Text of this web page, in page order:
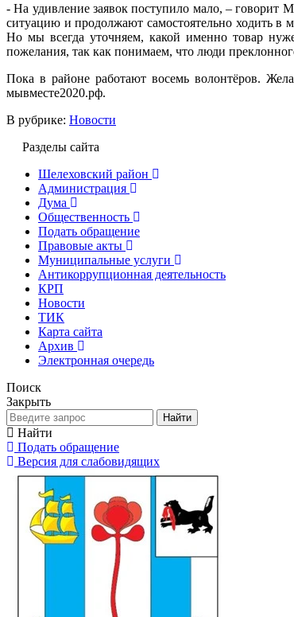
- На удивление заявок поступило мало, –
ситуацию и продолжают самостоятельно ходить в
Но мы всегда уточняем, какой именно товар
пожелания, так как понимаем, что люди
Пока в районе работают восемь волонтёров.
мывместе2020.рф.
В рубрике: Новости
Разделы сайта
Шелеховский район
Администрация
Дума
Общественность
Подать обращение
Правовые акты
Муниципальные услуги
Антикоррупционная деятельность
КРП
Новости
ТИК
Карта сайта
Архив
Электронная очередь
Поиск
Закрыть
Найти
Найти
Подать обращение
Версия для слабовидящих